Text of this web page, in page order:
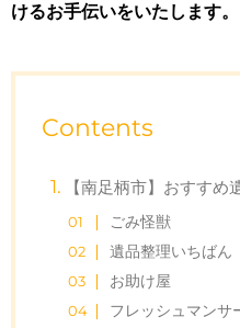
けるお手伝いをいたします。
Contents
【南足柄市】おすすめ
ごみ怪獣
遺品整理いちばん
お助け屋
フレッシュマンサ